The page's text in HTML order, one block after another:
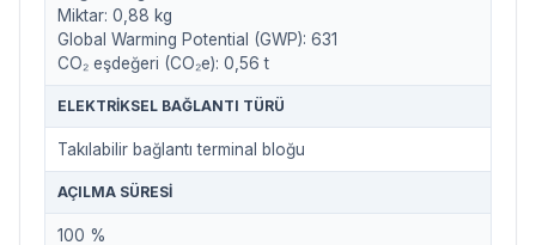
Miktar: 0,88 kg
Global Warming Potential (GWP): 631
CO₂ eşdeğeri (CO₂e): 0,56 t
ELEKTRIKSEL BAĞLANTI TÜRÜ
Takılabilir bağlantı terminal bloğu
AÇILMA SÜRESI
100 %